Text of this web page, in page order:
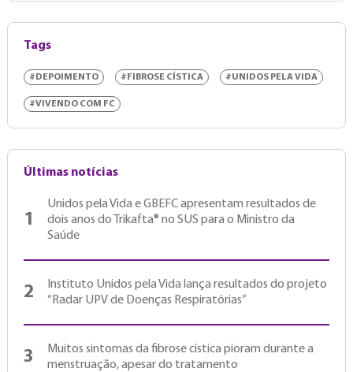
Tags
#DEPOIMENTO #FIBROSE CÍSTICA #UNIDOS PELA VIDA
#VIVENDO COM FC
Últimas notícias
1
Unidos pela Vida e GBEFC apresentam resultados de
dois anos do Trikafta® no SUS para o Ministro da
Saúde
2
Instituto Unidos pela Vida lança resultados do projeto
“Radar UPV de Doenças Respiratórias”
3
Muitos sintomas da fibrose cística pioram durante a
menstruação, apesar do tratamento